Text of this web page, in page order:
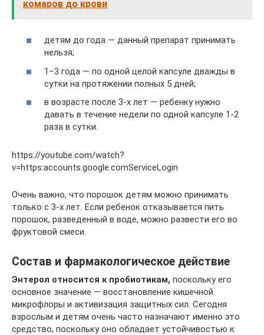
комаров до крови
детям до года — данный препарат принимать
нельзя;
1–3 года — по одной целой капсуле дважды в
сутки на протяжении полных 5 дней;
в возрасте после 3-х лет — ребенку нужно
давать в течение недели по одной капсуле 1-2
раза в сутки.
https://youtube.com/watch?
v=https:accounts.google.comServiceLogin
Очень важно, что порошок детям можно принимать
только с 3-х лет. Если ребенок отказывается пить
порошок, разведенный в воде, можно развести его во
фруктовой смеси.
Состав и фармакологическое действие
Энтерол относится к пробиотикам, поскольку его
основное значение — восстановление кишечной
микрофлоры и активизация защитных сил. Сегодня
взрослым и детям очень часто назначают именно это
средство, поскольку оно обладает устойчивостью к